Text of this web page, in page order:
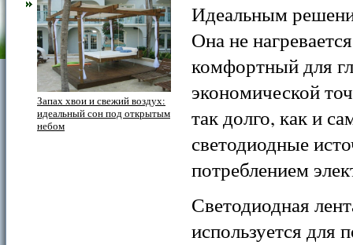
Запах хвои и свежий воздух:
идеальный сон под открытым
небом
Идеальным
Она не
комфортный для
экономической
так долго, как и
светодиодные
потреблением
Светодиодная
используется для